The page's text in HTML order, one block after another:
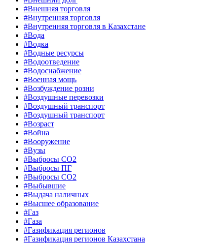
#Внешняя торговля
#Внутренняя торговля
#Внутренняя торговля в Казахстане
#Вода
#Водка
#Водные ресурсы
#Водоотведение
#Водоснабжение
#Военная мощь
#Возбуждение розни
#Воздушные перевозки
#Воздушный транспорт
#Воздушный транспорт
#Возраст
#Война
#Вооружение
#Вузы
#Выбросы CO2
#Выбросы ПГ
#Выбросы СО2
#Выбывшие
#Выдача наличных
#Высшее образование
#Газ
#Газа
#Газификация регионов
#Газификация регионов Казахстана